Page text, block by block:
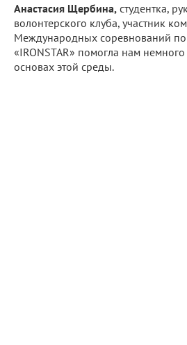
Анастасия Щербина, студентка,
волонтерского клуба, участник
Международных соревнований по
«IRONSTAR» помогла нам немного
основах этой среды.